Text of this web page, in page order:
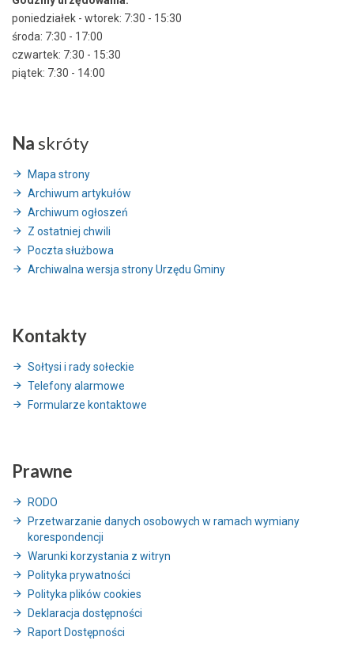
poniedziałek - wtorek: 7:30 - 15:30
środa: 7:30 - 17:00
czwartek: 7:30 - 15:30
piątek: 7:30 - 14:00
Na skróty
Mapa strony
Archiwum artykułów
Archiwum ogłoszeń
Z ostatniej chwili
Poczta służbowa
Archiwalna wersja strony Urzędu Gminy
Kontakty
Sołtysi i rady sołeckie
Telefony alarmowe
Formularze kontaktowe
Prawne
RODO
Przetwarzanie danych osobowych w ramach wymiany
korespondencji
Warunki korzystania z witryn
Polityka prywatności
Polityka plików cookies
Deklaracja dostępności
Raport Dostępności